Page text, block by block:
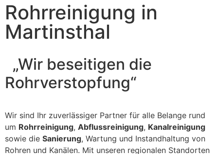
Rohrreinigung in
Martinsthal
„Wir beseitigen die
Rohrverstopfung“
Wir sind Ihr zuverlässiger Partner für alle Belange rund
um Rohrreinigung, Abflussreinigung, Kanalreinigung
sowie die Sanierung, Wartung und Instandhaltung von
Rohren und Kanälen. Mit unseren regionalen Standorten